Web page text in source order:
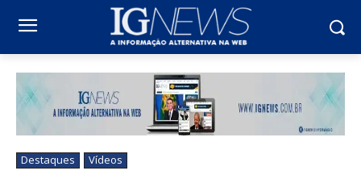
Destaques Vídeos